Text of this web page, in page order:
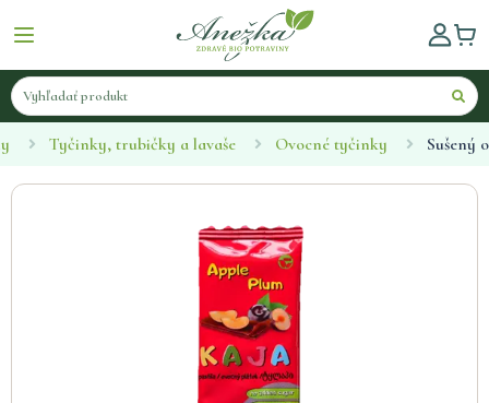
Tyčinky, trubičky a lavaše Ovocné tyčinky Sušený